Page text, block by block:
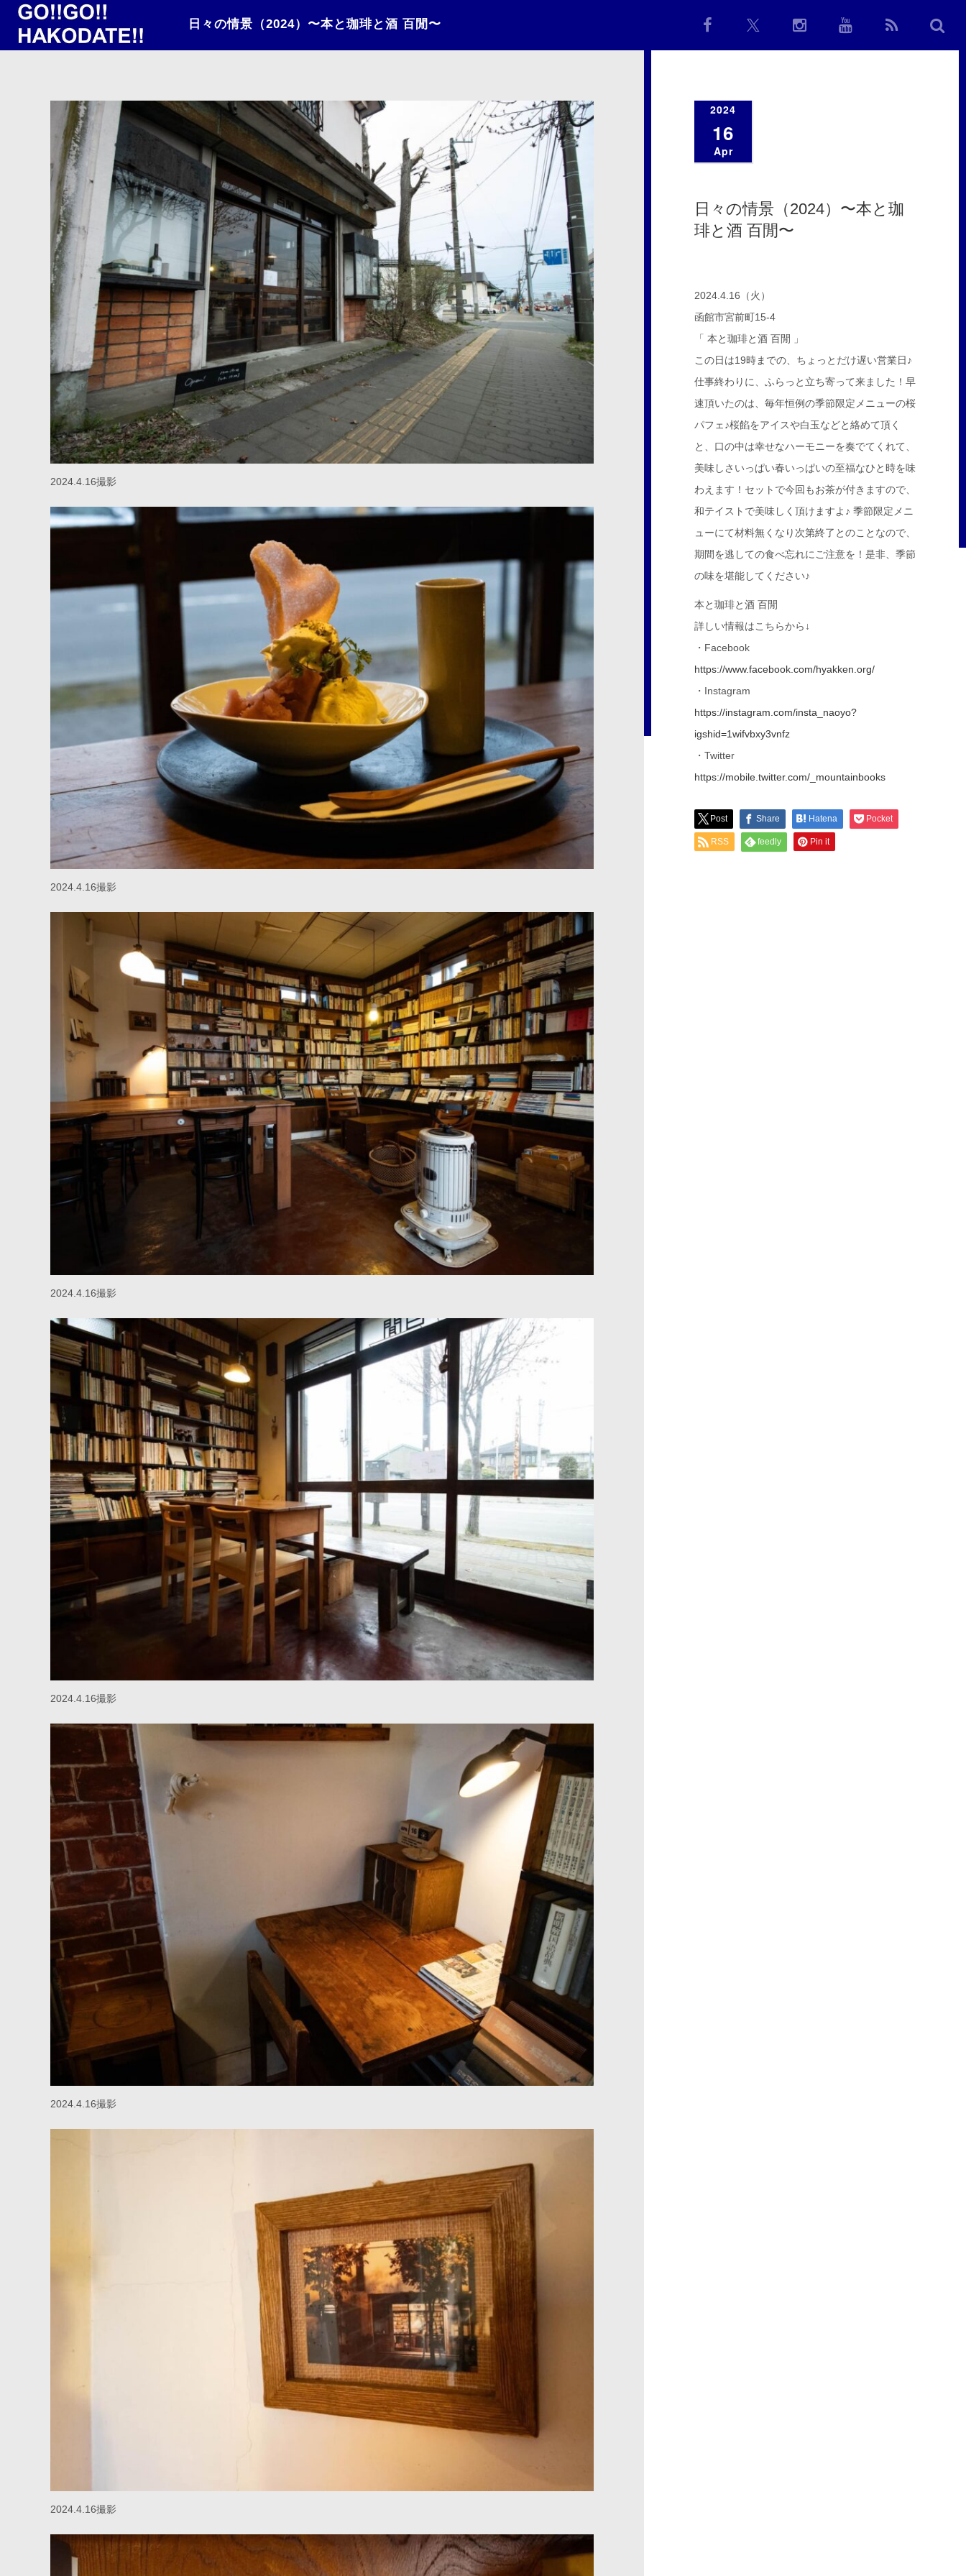
日々の情景（2024）〜本と珈琲と酒 百閒〜
2024.4.16撮影
2024.4.16撮影
2024.4.16撮影
2024.4.16撮影
2024.4.16撮影
2024.4.16撮影
2024
16
Apr
日々の情景（2024）〜本と珈
琲と酒 百閒〜
2024.4.16（火）
函館市宮前町15-4
「 本と珈琲と酒 百閒 」
この日は19時までの、ちょっとだけ遅い営業日♪
仕事終わりに、ふらっと立ち寄って来ました！早
速頂いたのは、毎年恒例の季節限定メニューの桜
パフェ♪桜餡をアイスや白玉などと絡めて頂く
と、口の中は幸せなハーモニーを奏でてくれて、
美味しさいっぱい春いっぱいの至福なひと時を味
わえます！セットで今回もお茶が付きますので、
和テイストで美味しく頂けますよ♪ 季節限定メニ
ューにて材料無くなり次第終了とのことなので、
期間を逃しての食べ忘れにご注意を！是非、季節
の味を堪能してください♪
本と珈琲と酒 百閒
詳しい情報はこちらから↓
・Facebook
https://www.facebook.com/hyakken.org/
・Instagram
https://instagram.com/insta_naoyo?
igshid=1wifvbxy3vnfz
・Twitter
https://mobile.twitter.com/_mountainbooks
Post Share Hatena Pocket
RSS feedly Pin it